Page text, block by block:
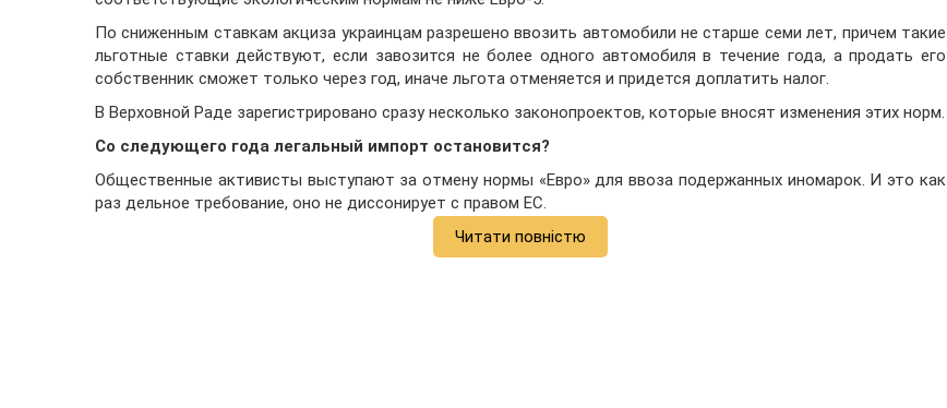
По сниженным ставкам акциза украинцам разрешено ввозить автомобили не старше семи лет, причем такие
льготные ставки действуют, если завозится не более одного автомобиля в течение года, а продать его
собственник сможет только через год, иначе льгота отменяется и придется доплатить налог.
В Верховной Раде зарегистрировано сразу несколько законопроектов, которые вносят изменения этих норм.
Со следующего года легальный импорт остановится?
Общественные активисты выступают за отмену нормы «Евро» для ввоза подержанных иномарок. И это как
раз дельное требование, оно не диссонирует с правом ЕС.
Читати повністю